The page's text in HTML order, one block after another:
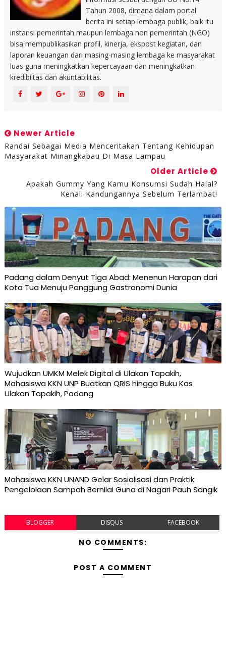
Tahun 2008, dimana dalam portal
berita ini setiap lembaga publik, baik itu
instansi pemerintah maupun lembaga non pemerintah (NGO)
bisa mempublikasikan profil, kinerja, ekspost kegiatan, dan
laporan keuangan dari masing-masing lembaga ke masyarakat
luas guna meningkatkan kepercayaan dan meningkatkan
kredibiltas dan akuntabilitas.
Newer Article
Randai Sebagai Media Menceritakan Tentang Kehidupan
Masyarakat Minangkabau Di Masa Lampau
Older Article
Apakah Gummy Yang Kamu Konsumsi Sudah Halal?
Kenali Kandungannya Sebelum Terlambat!
Padang dalam Denyut Tiga Abad: Menenun Harapan dari
Kota Tua Menuju Panggung Gastronomi Dunia
Wujudkan UMKM Melek Digital di Ulakan Tapakih,
Mahasiswa KKN UNP Buatkan QRIS hingga Buku Kas
Ulakan Tapakih, Padang
Mahasiswa KKN UNAND Gelar Sosialisasi dan Praktik
Pengelolaan Sampah Bernilai Guna di Nagari Pauh Sangik
BLOGGER DISQUS FACEBOOK
NO COMMENTS:
POST A COMMENT